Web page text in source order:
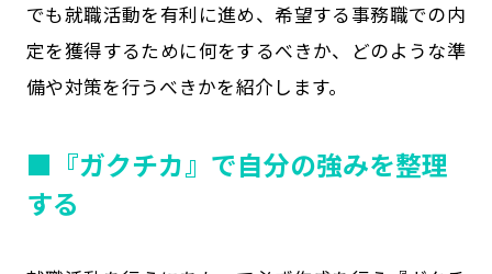
でも就職活動を有利に進め、希望する事務職での内
定を獲得するために何をするべきか、どのような準
備や対策を行うべきかを紹介します。
■『ガクチカ』で自分の強みを整理
する